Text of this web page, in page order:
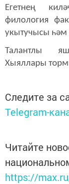
Егетнең
филология
укытучысы һәм
Талантлы
Хыяллары
Следите за
Telegram-
Читайте
https://